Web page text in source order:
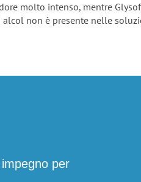
molto intenso, mentre
non è presente nelle
per